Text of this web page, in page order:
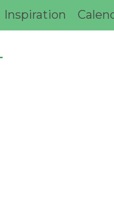
Inspiration